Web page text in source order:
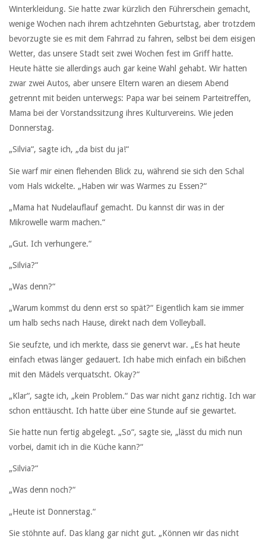
Winterkleidung. Sie hatte zwar kürzlich den Führerschein gemacht,
wenige Wochen nach ihrem achtzehnten Geburtstag, aber trotzdem
bevorzugte sie es mit dem Fahrrad zu fahren, selbst bei dem eisigen
Wetter, das unsere Stadt seit zwei Wochen fest im Griff hatte.
Heute hätte sie allerdings auch gar keine Wahl gehabt. Wir hatten
zwar zwei Autos, aber unsere Eltern waren an diesem Abend
getrennt mit beiden unterwegs: Papa war bei seinem Parteitreffen,
Mama bei der Vorstandssitzung ihres Kulturvereins. Wie jeden
Donnerstag.
„Silvia“, sagte ich, „da bist du ja!“
Sie warf mir einen flehenden Blick zu, während sie sich den Schal
vom Hals wickelte. „Haben wir was Warmes zu Essen?“
„Mama hat Nudelauflauf gemacht. Du kannst dir was in der
Mikrowelle warm machen.“
„Gut. Ich verhungere.“
„Silvia?“
„Was denn?“
„Warum kommst du denn erst so spät?“ Eigentlich kam sie immer
um halb sechs nach Hause, direkt nach dem Volleyball.
Sie seufzte, und ich merkte, dass sie genervt war. „Es hat heute
einfach etwas länger gedauert. Ich habe mich einfach ein bißchen
mit den Mädels verquatscht. Okay?“
„Klar“, sagte ich, „kein Problem.“ Das war nicht ganz richtig. Ich war
schon enttäuscht. Ich hatte über eine Stunde auf sie gewartet.
Sie hatte nun fertig abgelegt. „So“, sagte sie, „lässt du mich nun
vorbei, damit ich in die Küche kann?“
„Silvia?“
„Was denn noch?“
„Heute ist Donnerstag.“
Sie stöhnte auf. Das klang gar nicht gut. „Können wir das nicht